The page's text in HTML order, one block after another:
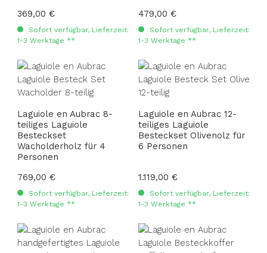
Regulärer Preis:
369,00 €
Sofort verfügbar, Lieferzeit:
1-3 Werktage **
Regulärer Preis:
479,00 €
Sofort verfügbar, Lieferzeit:
1-3 Werktage **
Laguiole en Aubrac 8-
teiliges Laguiole
Besteckset
Wacholderholz für 4
Personen
Regulärer Preis:
769,00 €
Sofort verfügbar, Lieferzeit:
1-3 Werktage **
Laguiole en Aubrac 12-
teiliges Laguiole
Besteckset Olivenolz für
6 Personen
Regulärer Preis:
1.119,00 €
Sofort verfügbar, Lieferzeit:
1-3 Werktage **